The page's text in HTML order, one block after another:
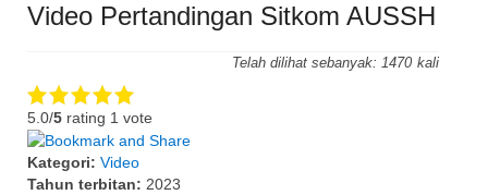
Video Pertandingan Sitkom AUSSH
Telah dilihat sebanyak: 1470
5.0/5 rating 1 vote
Kategori: Video
Tahun terbitan: 2023